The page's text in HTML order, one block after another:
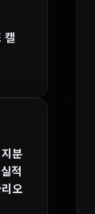
캘
분
적
오